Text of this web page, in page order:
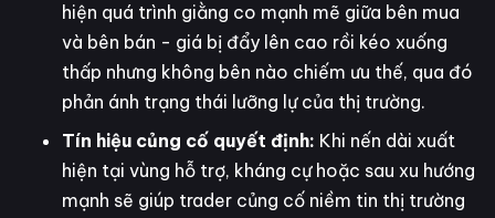
hiện quá trình giằng co mạnh mẽ giữa bên mua
và bên bán - giá bị đẩy lên cao rồi kéo xuống
thấp nhưng không bên nào chiếm ưu thế, qua đó
phản ánh trạng thái lưỡng lự của thị trường.
Tín hiệu củng cố quyết định: Khi nến dài xuất
hiện tại vùng hỗ trợ, kháng cự hoặc sau xu hướng
mạnh sẽ giúp trader củng cố niềm tin thị trường